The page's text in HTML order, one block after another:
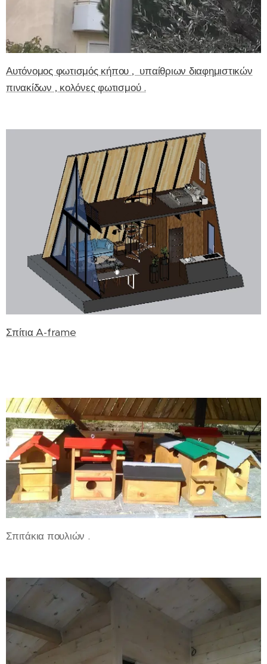
Αυτόνομος φωτισμός κήπου , υπαίθριων διαφημιστικών
πινακίδων , κολόνες φωτισμού .
Σπίτια A-frame
Σπιτάκια πουλιών .